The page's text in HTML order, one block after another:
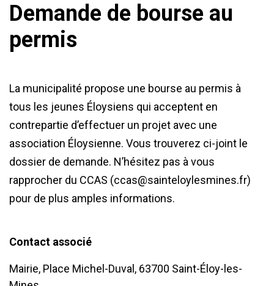
Demande de bourse au
permis
La municipalité propose une bourse au permis à
tous les jeunes Éloysiens qui acceptent en
contrepartie d’effectuer un projet avec une
association Éloysienne. Vous trouverez ci-joint le
dossier de demande. N’hésitez pas à vous
rapprocher du CCAS (ccas@sainteloylesmines.fr)
pour de plus amples informations.
Contact associé
Mairie, Place Michel-Duval, 63700 Saint-Éloy-les-